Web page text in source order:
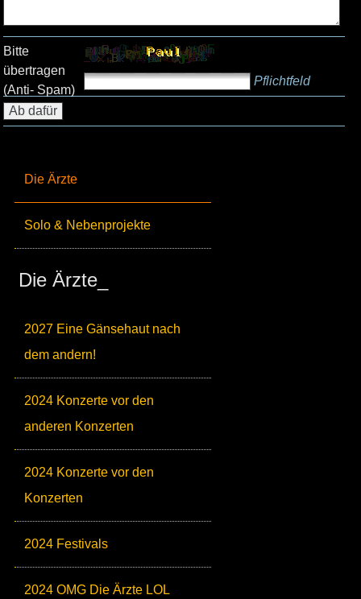
Die Ärzte
Solo & Nebenprojekte
Die Ärzte_
2027 Eine Gänsehaut nach
dem andern!
2024 Konzerte vor den
anderen Konzerten
2024 Konzerte vor den
Konzerten
2024 Festivals
2024 OMG Die Ärzte LOL
Bitte
übertragen
(Anti- Spam)
Pflichtfeld